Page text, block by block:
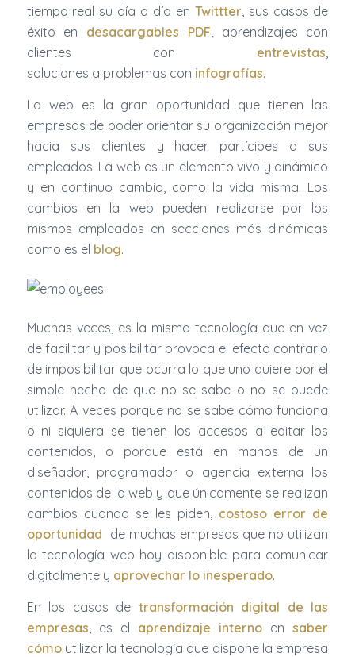
tiempo real su día a día en Twittter, sus casos de
éxito en desacargables PDF, aprendizajes con
clientes con entrevistas,
soluciones a problemas con infografías.
La web es la gran oportunidad que tienen las
empresas de poder orientar su organización mejor
hacia sus clientes y hacer partícipes a sus
empleados. La web es un elemento vivo y dinámico
y en continuo cambio, como la vida misma. Los
cambios en la web pueden realizarse por los
mismos empleados en secciones más dinámicas
como es el blog.
Muchas veces, es la misma tecnología que en vez
de facilitar y posibilitar provoca el efecto contrario
de imposibilitar que ocurra lo que uno quiere por el
simple hecho de que no se sabe o no se puede
utilizar. A veces porque no se sabe cómo funciona
o ni siquiera se tienen los accesos a editar los
contenidos, o porque está en manos de un
diseñador, programador o agencia externa los
contenidos de la web y que únicamente se realizan
cambios cuando se les piden, costoso error de
oportunidad de muchas empresas que no utilizan
la tecnología web hoy disponible para comunicar
digitalmente y aprovechar lo inesperado.
En los casos de transformación digital de las
empresas , es el aprendizaje interno ensaber
cómoutilizar la tecnología que dispone la empresa